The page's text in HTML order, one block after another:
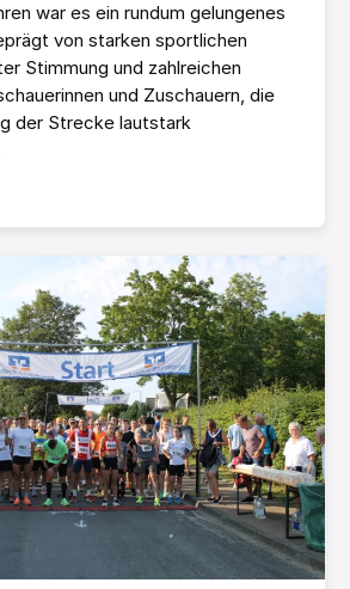
war es ein rundum gelungenes
von starken sportlichen
Stimmung und zahlreichen
und Zuschauern, die
der Strecke lautstark